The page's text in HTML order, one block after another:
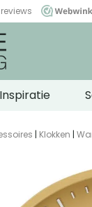
Inspiratie
| Klokken |